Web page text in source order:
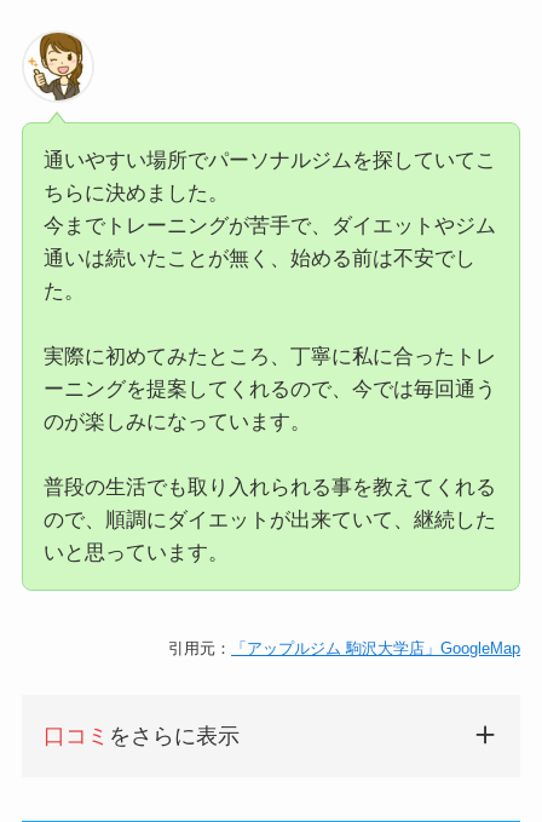
通いやすい場所でパーソナルジムを探していてこ
ちらに決めました。
今までトレーニングが苦手で、ダイエットやジム
通いは続いたことが無く、始める前は不安でし
た。
実際に初めてみたところ、丁寧に私に合ったトレ
ーニングを提案してくれるので、今では毎回通う
のが楽しみになっています。
普段の生活でも取り入れられる事を教えてくれる
ので、順調にダイエットが出来ていて、継続した
いと思っています。
引用元： 「アップルジム 駒沢大学店」GoogleMap
口コミ をさらに表示